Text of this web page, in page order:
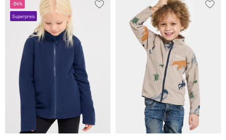
-54%
Superpreis